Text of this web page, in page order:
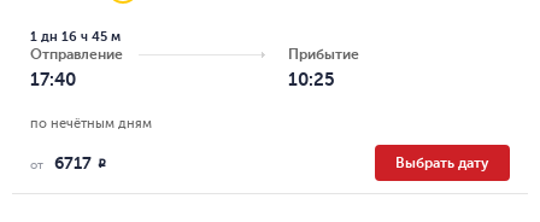
Отправление
17:40
1 дн 16 ч 45 м
Прибытие
10:25
по нечётным дням
от 6717 R Выбрать дату